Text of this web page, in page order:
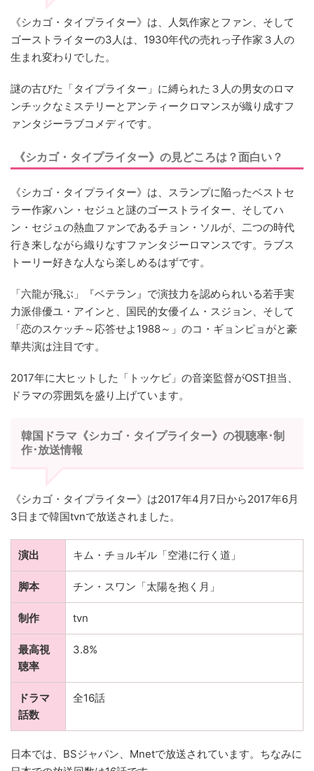
《シカゴ・タイプライター》は、人気作家とファン、そして
ゴーストライターの3人は、1930年代の売れっ子作家３人の
生まれ変わりでした。
謎の古びた「タイプライター」に縛られた３人の男女のロマ
ンチックなミステリーとアンティークロマンスが織り成すフ
ァンタジーラブコメディです。
《シカゴ・タイプライター》の見どころは？面白い？
《シカゴ・タイプライター》は、スランプに陥ったベストセ
ラー作家ハン・セジュと謎のゴーストライター、そしてハ
ン・セジュの熱血ファンであるチョン・ソルが、二つの時代
行き来しながら織りなすファンタジーロマンスです。ラブス
トーリー好きな人なら楽しめるはずです。
「六龍が飛ぶ」『ベテラン』で演技力を認められいる若手実
力派俳優ユ・アインと、国民的女優イム・スジョン、そして
「恋のスケッチ～応答せよ1988～」のコ・ギョンピョがと豪
華共演は注目です。
2017年に大ヒットした「トッケビ」の音楽監督がOST担当、
ドラマの雰囲気を盛り上げています。
韓国ドラマ《シカゴ・タイプライター》の視聴率･制
作･放送情報
《シカゴ・タイプライター》は2017年4月7日から2017年6月
3日まで韓国tvnで放送されました。
演出 キム・チョルギル「空港に行く道」
脚本 チン・スワン「太陽を抱く月」
制作 tvn
最高視
聴率
3.8%
ドラマ
話数
全16話
日本では、BSジャパン、Mnetで放送されています。ちなみに